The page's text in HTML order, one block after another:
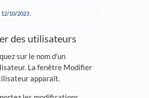
12/10/2023
des utilisateurs
sur le nom d'un
La fenêtre Modifier
apparaît.